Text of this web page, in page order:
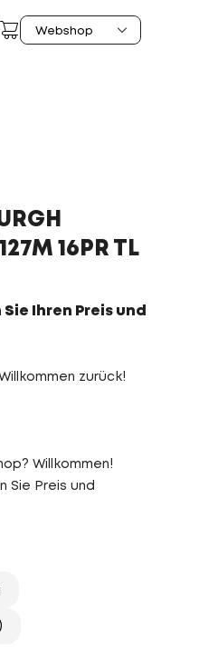
16PR TL
Ihren Preis und
zurück!
Willkommen!
Sie Preis und